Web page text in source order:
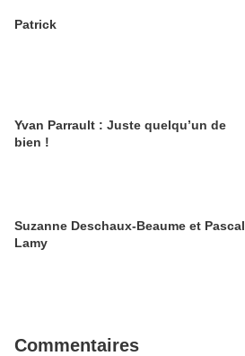
Patrick
Yvan Parrault : Juste quelqu’un de
bien !
Suzanne Deschaux-Beaume et Pascal
Lamy
Commentaires